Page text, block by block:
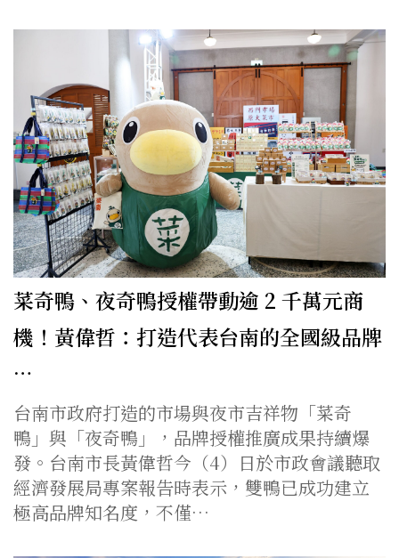
菜奇鴨、夜奇鴨授權帶動逾 2 千萬元商
機！黃偉哲：打造代表台南的全國級品牌
…
台南市政府打造的市場與夜市吉祥物「菜奇
鴨」與「夜奇鴨」，品牌授權推廣成果持續爆
發。台南市長黃偉哲今（4）日於市政會議聽取
經濟發展局專案報告時表示，雙鴨已成功建立
極高品牌知名度，不僅…